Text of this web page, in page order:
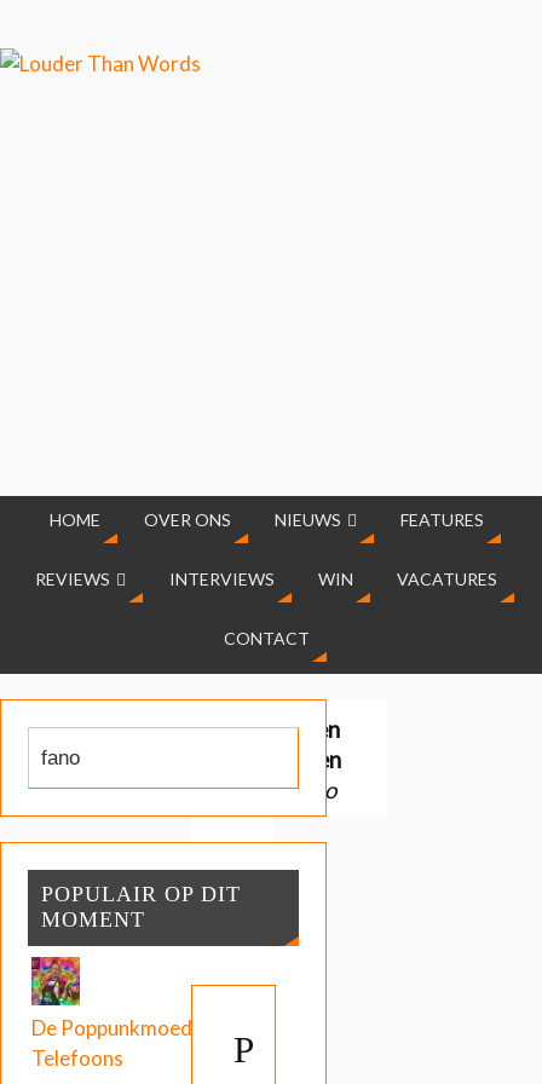
HOME OVER ONS NIEUWS FEATURES
REVIEWS INTERVIEWS WIN VACATURES
CONTACT
Gevonden
resultaten
voor:fano
P
POPULAIR OP DIT
MOMENT
De Poppunkmoeder:
Telefoons